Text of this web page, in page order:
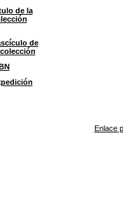
de la
de
Enlace